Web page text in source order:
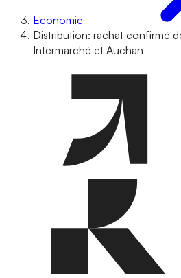
Economie
Distribution: rachat confirmé
Intermarché et Auchan